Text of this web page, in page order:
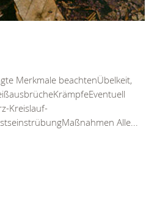
Merkmale beachtenÜbelkeit,
Kreislauf-
Alle...